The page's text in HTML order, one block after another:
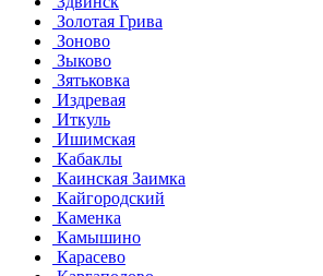
Золотая Грива
Зоново
Зыково
Зятьковка
Издревая
Иткуль
Ишимская
Кабаклы
Каинская Заимка
Кайгородский
Каменка
Камышино
Карасево